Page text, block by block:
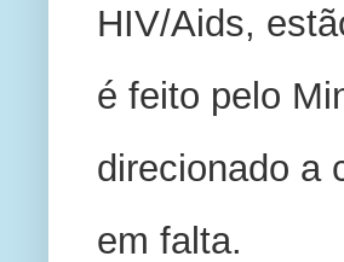
HIV/Aids,
é feito pelo
direcionado a
em falta.